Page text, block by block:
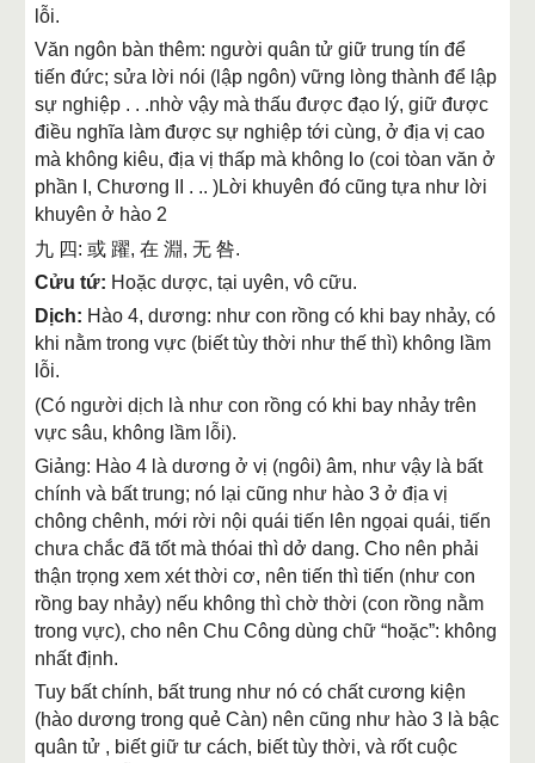
lỗi.
Văn ngôn bàn thêm: người quân tử giữ trung tín để
tiến đức; sửa lời nói (lập ngôn) vững lòng thành để lập
sự nghiệp . . .nhờ vậy mà thấu được đạo lý, giữ được
điều nghĩa làm được sự nghiệp tới cùng, ở địa vị cao
mà không kiêu, địa vị thấp mà không lo (coi tòan văn ở
phần I, Chương II . .. )Lời khuyên đó cũng tựa như lời
khuyên ở hào 2
九 四: 或 躍, 在 淵, 无 咎.
Cửu tứ: Hoặc dược, tại uyên, vô cữu.
Dịch: Hào 4, dương: như con rồng có khi bay nhảy, có
khi nằm trong vực (biết tùy thời như thế thì) không lầm
lỗi.
(Có người dịch là như con rồng có khi bay nhảy trên
vực sâu, không lầm lỗi).
Giảng: Hào 4 là dương ở vị (ngôi) âm, như vậy là bất
chính và bất trung; nó lại cũng như hào 3 ở địa vị
chông chênh, mới rời nội quái tiến lên ngọai quái, tiến
chưa chắc đã tốt mà thóai thì dở dang. Cho nên phải
thận trọng xem xét thời cơ, nên tiến thì tiến (như con
rồng bay nhảy) nếu không thì chờ thời (con rồng nằm
trong vực), cho nên Chu Công dùng chữ “hoặc”: không
nhất định.
Tuy bất chính, bất trung như nó có chất cương kiện
(hào dương trong quẻ Càn) nên cũng như hào 3 là bậc
quân tử , biết giữ tư cách, biết tùy thời, và rốt cuộc